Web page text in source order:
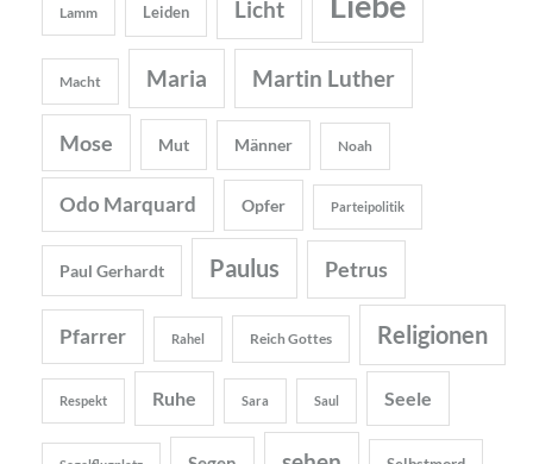
Lamm Leiden Licht
Macht Maria Martin Luther
Mose Mut Männer Noah
Odo Marquard Opfer Parteipolitik
Paul Gerhardt Paulus Petrus
Pfarrer Rahel Reich Gottes Religionen
Respekt Ruhe Sara Saul Seele